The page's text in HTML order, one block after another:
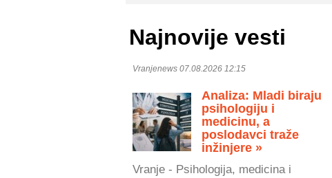
Najnovije vesti
Vranjenews 07.08.2026 12:15
Analiza: Mladi biraju
psihologiju i
medicinu, a
poslodavci traže
inžinjere »
Vranje - Psihologija, medicina i